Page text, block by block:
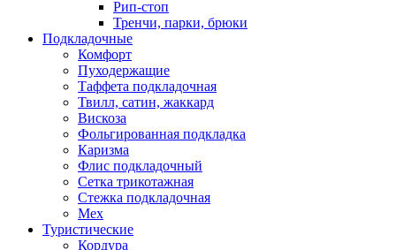
Рип-стоп
Тренчи, парки, брюки
Подкладочные
Комфорт
Пуходержащие
Таффета подкладочная
Твилл, сатин, жаккард
Вискоза
Фольгированная подкладка
Каризма
Флис подкладочный
Сетка трикотажная
Стежка подкладочная
Мех
Туристические
Кордура